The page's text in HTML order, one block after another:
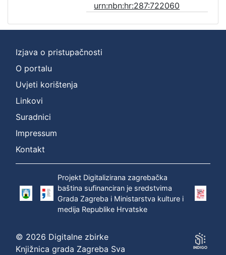
urn:nbn:hr:287:722060
Izjava o pristupačnosti
O portalu
Uvjeti korištenja
Linkovi
Suradnici
Impressum
Kontakt
Projekt Digitalizirana zagrebačka
baština sufinanciran je sredstvima
Grada Zagreba i Ministarstva kulture i
medija Republike Hrvatske
© 2026 Digitalne zbirke
Knjižnica grada Zagreba Sva